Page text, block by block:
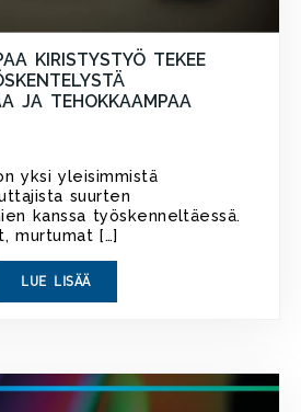
KIRISTYSTYÖ TEKEE
JA TEHOKKAAMPAA
yksi yleisimmistä
suurten
kanssa työskenneltäessä.
murtumat […]
LUE LISÄÄ